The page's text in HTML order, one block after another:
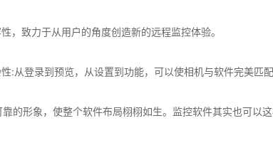
，致力于从用户的角度创造新的远程监控体验。
登录到预览，从设置到功能，可以使相机与软件完美匹
的形象，使整个软件布局栩栩如生。监控软件其实也可以